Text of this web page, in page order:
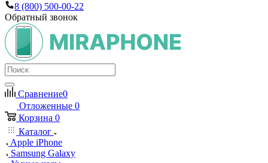
8 (800) 500-00-22
Обратный звонок
Сравнение0
Отложенные 0
Корзина 0
Каталог
Apple iPhone
Samsung Galaxy